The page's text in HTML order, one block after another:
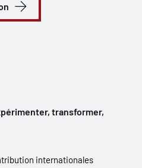
transformer,
internationales